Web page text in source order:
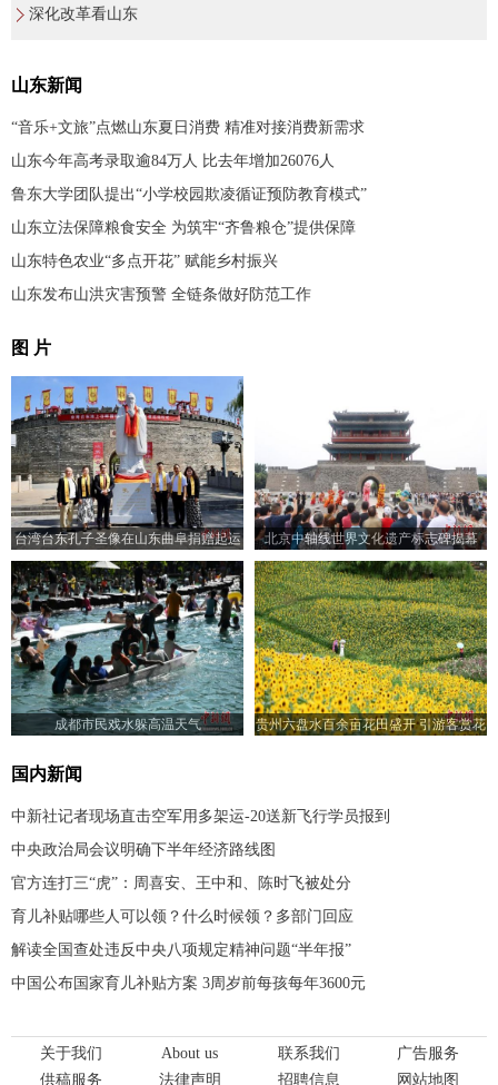
深化改革看山东
山东新闻
“音乐+文旅”点燃山东夏日消费 精准对接消费新需求
山东今年高考录取逾84万人 比去年增加26076人
鲁东大学团队提出“小学校园欺凌循证预防教育模式”
山东立法保障粮食安全 为筑牢“齐鲁粮仓”提供保障
山东特色农业“多点开花” 赋能乡村振兴
山东发布山洪灾害预警 全链条做好防范工作
图 片
台湾台东孔子圣像在山东曲阜捐赠起运 北京中轴线世界文化遗产标志碑揭幕
成都市民戏水躲高温天气
贵州六盘水百余亩花田盛开 引游客赏花
国内新闻
中新社记者现场直击空军用多架运-20送新飞行学员报到
中央政治局会议明确下半年经济路线图
官方连打三“虎”：周喜安、王中和、陈时飞被处分
育儿补贴哪些人可以领？什么时候领？多部门回应
解读全国查处违反中央八项规定精神问题“半年报”
中国公布国家育儿补贴方案 3周岁前每孩每年3600元
关于我们 About us 联系我们
广告服务
供稿服务
法律声明 招聘信息 网站地图